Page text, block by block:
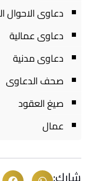
دعاوى الاحوال
دعاوى عمالية
دعاوى مدنية
صحف الدعاوى
صيغ العقود
عمال